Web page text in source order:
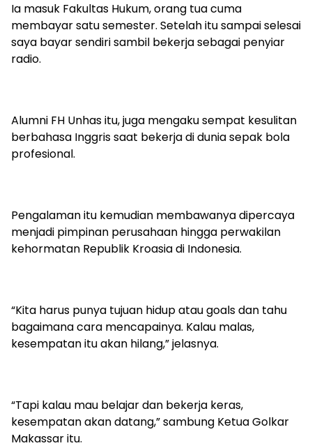
Ia masuk Fakultas Hukum, orang tua cuma
membayar satu semester. Setelah itu sampai selesai
saya bayar sendiri sambil bekerja sebagai penyiar
radio.
Alumni FH Unhas itu, juga mengaku sempat kesulitan
berbahasa Inggris saat bekerja di dunia sepak bola
profesional.
Pengalaman itu kemudian membawanya dipercaya
menjadi pimpinan perusahaan hingga perwakilan
kehormatan Republik Kroasia di Indonesia.
“Kita harus punya tujuan hidup atau goals dan tahu
bagaimana cara mencapainya. Kalau malas,
kesempatan itu akan hilang,” jelasnya.
“Tapi kalau mau belajar dan bekerja keras,
kesempatan akan datang,” sambung Ketua Golkar
Makassar itu.